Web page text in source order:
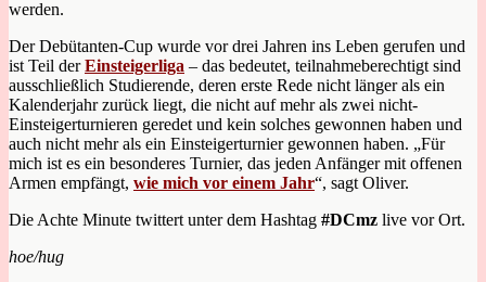
werden.
Der Debütanten-Cup wurde vor drei Jahren ins Leben gerufen und
ist Teil derEinsteigerliga – das bedeutet, teilnahmeberechtigt sind
ausschließlich Studierende, deren erste Rede nicht länger als ein
Kalenderjahr zurück liegt, die nicht auf mehr als zwei nicht-
Einsteigerturnieren geredet und kein solches gewonnen haben und
auch nicht mehr als ein Einsteigerturnier gewonnen haben. „Für
mich ist es ein besonderes Turnier, das jeden Anfänger mit offenen
Armen empfängt, wie mich vor einem Jahr“, sagt Oliver.
Die Achte Minute twittert unter dem Hashtag #DCmz live vor Ort.
hoe/hug